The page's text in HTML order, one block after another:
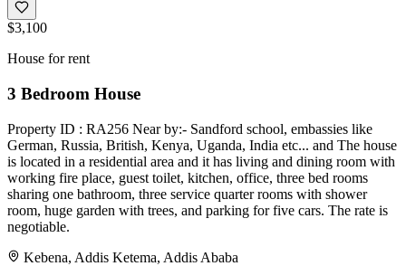
$3,100
House for rent
3 Bedroom House
Property ID : RA256 Near by:- Sandford school, embassies like
German, Russia, British, Kenya, Uganda, India etc... and The house
is located in a residential area and it has living and dining room with
working fire place, guest toilet, kitchen, office, three bed rooms
sharing one bathroom, three service quarter rooms with shower
room, huge garden with trees, and parking for five cars. The rate is
negotiable.
Kebena, Addis Ketema, Addis Ababa